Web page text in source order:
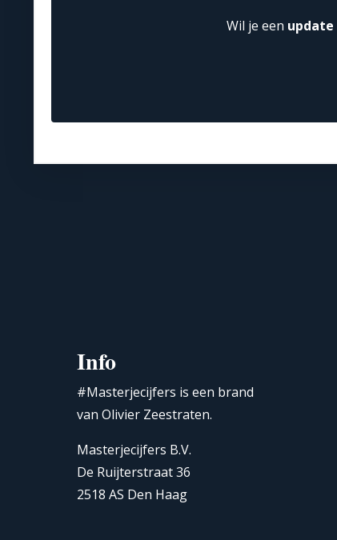
Wil je een update
Info
#Masterjecijfers is een brand
van Olivier Zeestraten.
Masterjecijfers B.V.
De Ruijterstraat 36
2518 AS Den Haag